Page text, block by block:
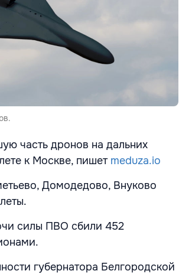
часть дронов на дальних
к Москве, пишет meduza.io
Домодедово, Внуково
силы ПВО сбили 452
губернатора Белгородской